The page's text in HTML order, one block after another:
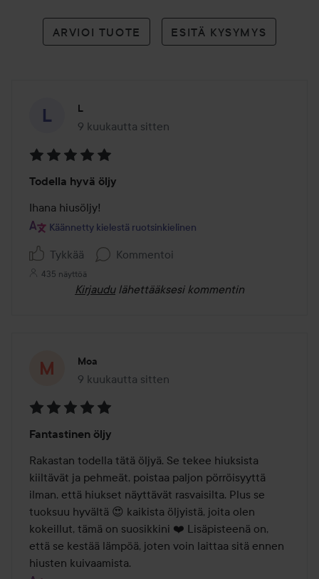
ARVIOI TUOTE ESITÄ KYSYMYS
L
9 kuukautta sitten
Viesti luotiin 9 kuukautta sitten
5
/
5
Todella hyvä öljy
Ihana hiusöljy!
Käännetty kielestä ruotsinkielinen
Tykkää Kommentoi
435 näyttöä
Kirjaudu lähettääksesi kommentin
Moa
9 kuukautta sitten
Viesti luotiin 9 kuukautta sitten
5
/
5
Fantastinen öljy
Rakastan todella tätä öljyä. Se tekee hiuksista
kiiltävät ja pehmeät, poistaa paljon pörröisyyttä
ilman, että hiukset näyttävät rasvaisilta. Plus se
tuoksuu hyvältä 😍 kaikista öljyistä, joita olen
kokeillut, tämä on suosikkini ❤️ Lisäpisteenä on,
että se kestää lämpöä, joten voin laittaa sitä ennen
hiusten kuivaamista.